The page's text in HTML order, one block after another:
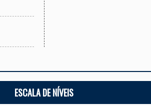
ESCALA DE NÍVEIS